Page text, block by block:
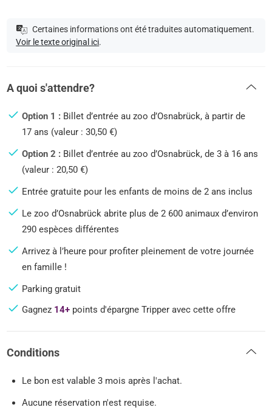
Certaines informations ont été traduites automatiquement.
Voir le texte original ici.
A quoi s'attendre?
Option 1 : Billet d’entrée au zoo d’Osnabrück, à partir de
17 ans (valeur : 30,50 €)
Option 2 : Billet d’entrée au zoo d’Osnabrück, de 3 à 16 ans
(valeur : 20,50 €)
Entrée gratuite pour les enfants de moins de 2 ans inclus
Le zoo d’Osnabrück abrite plus de 2 600 animaux d’environ
290 espèces différentes
Arrivez à l’heure pour profiter pleinement de votre journée
en famille !
Parking gratuit
Gagnez 14+ points d'épargne Tripper avec cette offre
Conditions
Le bon est valable 3 mois après l'achat.
Aucune réservation n'est requise.